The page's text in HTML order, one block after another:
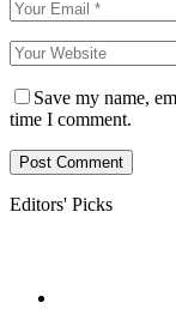
Save my name,
time I comment.
Editors' Picks